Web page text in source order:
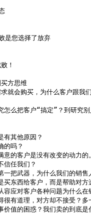
是您选择了放弃
！
方思维
就会购买，为什么客户跟我
么把客户“搞定”？到研究
有其他原因？
的吗？
的客户是没有改变的动力的
信任我们？
把武器，为什么我们的销售
东西给客户，而是帮助对方
应对客户各种问题为什么在
有道理，对方却不接受？多
值的困惑？我们卖的到底是